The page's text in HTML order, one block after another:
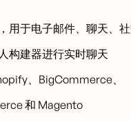
用于电子邮件、聊天、
构建器进行实时聊天
、BigCommerce、
和 Magento